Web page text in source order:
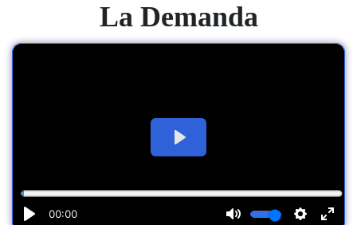
La Demanda